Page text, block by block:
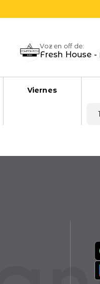
Voz en off de:
Fresh House -
Viernes